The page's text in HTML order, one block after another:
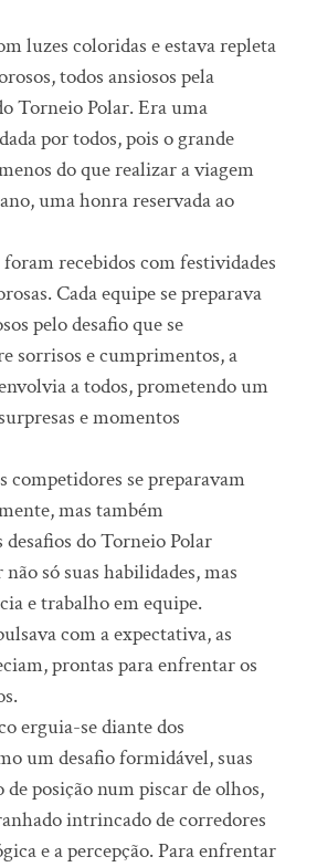
luzes coloridas e estava repleta
todos ansiosos pela
Torneio Polar. Era uma
por todos, pois o grande
do que realizar a viagem
uma honra reservada ao
recebidos com festividades
Cada equipe se preparava
pelo desafio que se
sorrisos e cumprimentos, a
a todos, prometendo um
e momentos
competidores se preparavam
mas também
do Torneio Polar
só suas habilidades, mas
e trabalho em equipe.
com a expectativa, as
prontas para enfrentar os
erguia-se diante dos
um desafio formidável, suas
de posição num piscar de olhos,
intrincado de corredores
e a percepção. Para enfrentar